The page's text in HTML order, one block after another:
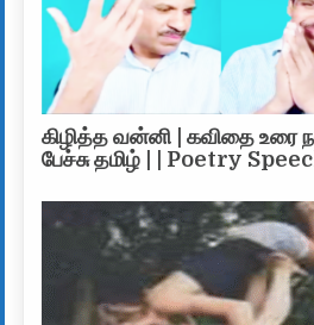
கிழித்த வன்னி | கவிதை உரை
பேச்சு தமிழ் | | Poetry